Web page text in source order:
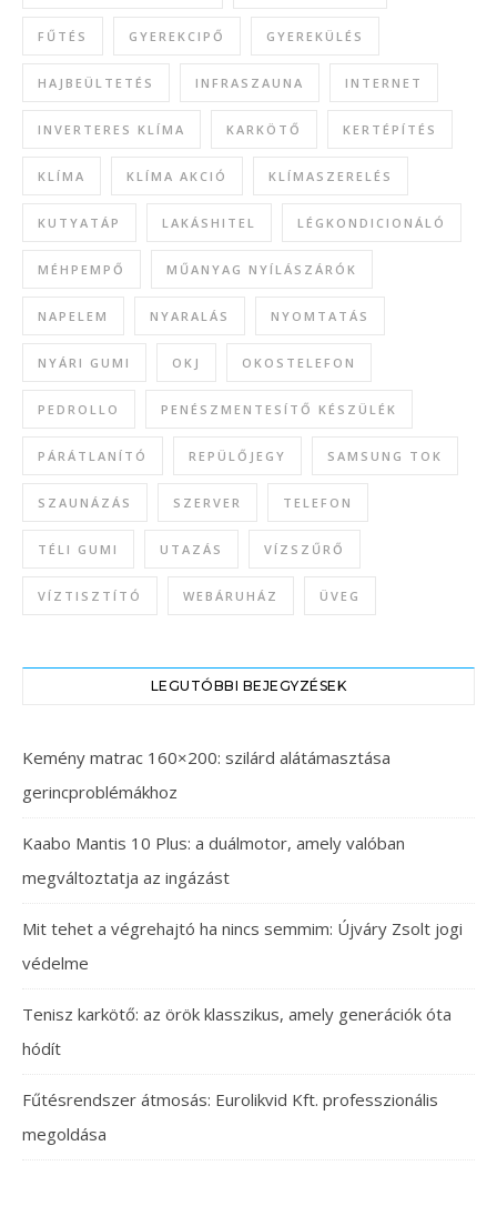
FŰTÉS GYEREKCIPŐ GYEREKÜLÉS
HAJBEÜLTETÉS INFRASZAUNA INTERNET
INVERTERES KLÍMA KARKÖTŐ KERTÉPÍTÉS
KLÍMA KLÍMA AKCIÓ KLÍMASZERELÉS
KUTYATÁP LAKÁSHITEL LÉGKONDICIONÁLÓ
MÉHPEMPŐ MŰANYAG NYÍLÁSZÁRÓK
NAPELEM NYARALÁS NYOMTATÁS
NYÁRI GUMI OKJ OKOSTELEFON
PEDROLLO PENÉSZMENTESÍTŐ KÉSZÜLÉK
PÁRÁTLANÍTÓ REPÜLŐJEGY SAMSUNG TOK
SZAUNÁZÁS SZERVER TELEFON
TÉLI GUMI UTAZÁS VÍZSZŰRŐ
VÍZTISZTÍTÓ WEBÁRUHÁZ ÜVEG
LEGUTÓBBI BEJEGYZÉSEK
Kemény matrac 160×200: szilárd alátámasztása
gerincproblémákhoz
Kaabo Mantis 10 Plus: a duálmotor, amely valóban
megváltoztatja az ingázást
Mit tehet a végrehajtó ha nincs semmim: Újváry Zsolt jogi
védelme
Tenisz karkötő: az örök klasszikus, amely generációk óta
hódít
Fűtésrendszer átmosás: Eurolikvid Kft. professzionális
megoldása